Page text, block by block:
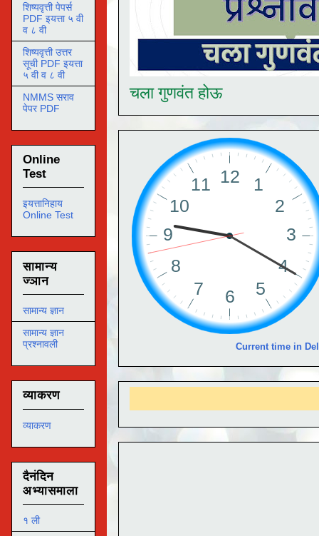
चला गुणवंत होऊ
Current time in
शिष्यवृत्ती पेपर्स
PDF इयत्ता ५ वी
व ८ वी
शिष्यवृत्ती उत्तर
सूची PDF इयत्ता
५ वी व ८ वी
NMMS सराव
पेपर PDF
Online
Test
इयत्तानिहाय
Online Test
सामान्य
ज्ञान
सामान्य ज्ञान
सामान्य ज्ञान
प्रश्नावली
व्याकरण
व्याकरण
दैनंदिन
अभ्यासमाला
१ ली